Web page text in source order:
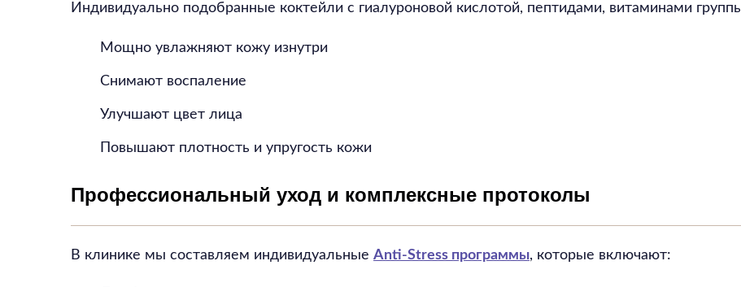
Индивидуально подобранные коктейли с гиалуроновой кислотой, пептидами, витаминами
Мощно увлажняют кожу изнутри
Снимают воспаление
Улучшают цвет лица
Повышают плотность и упругость кожи
Профессиональный уход и комплексные протоколы
В клинике мы составляем индивидуальные Anti-Stress программы, которые включают: